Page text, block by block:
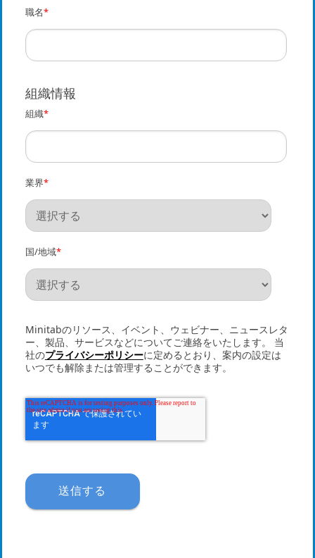
職名*
組織情報
組織*
業界*
国/地域*
Minitabのリソース、イベント、ウェビナー、ニュースレタ
ー、製品、サービスなどについてご連絡をいたします。 当
社のプライバシーポリシーに定めるとおり、案内の設定は
いつでも解除または管理することができます。